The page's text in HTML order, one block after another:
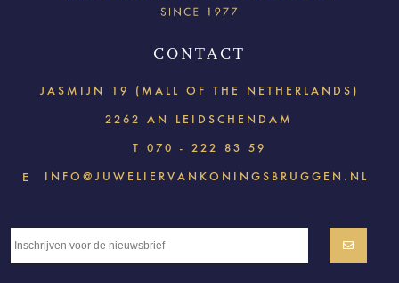
CONTACT
JASMIJN 19 (MALL OF THE NETHERLANDS)
2262 AN LEIDSCHENDAM
T 070 - 222 83 59
E INFO@JUWELIERVANKONINGSBRUGGEN.NL